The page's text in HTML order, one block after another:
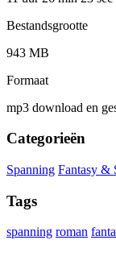
Bestandsgrootte
943 MB
Formaat
mp3 download en
Categorieën
Spanning Fantasy &
Tags
spanning roman